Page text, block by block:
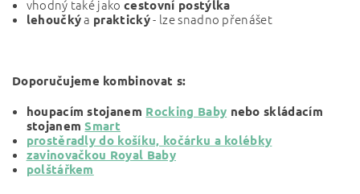
vhodný také jakocestovní postýlka
lehoučkýa praktický- lze snadno přenášet
Doporučujeme kombinovat s:
houpacím stojanem Rocking Baby nebo skládacím
stojanemSmart
prostěradly do košíku, kočárku a kolébky
zavinovačkou Royal Baby
polštářkem